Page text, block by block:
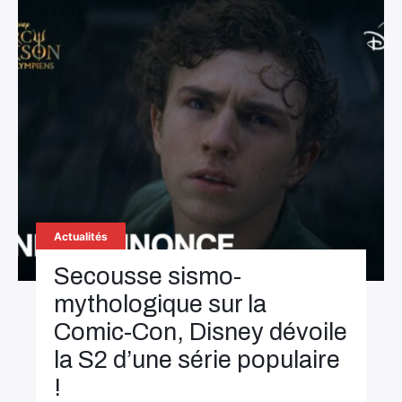
Actualités
Secousse sismo-
mythologique sur la
Comic-Con, Disney dévoile
la S2 d’une série populaire
!